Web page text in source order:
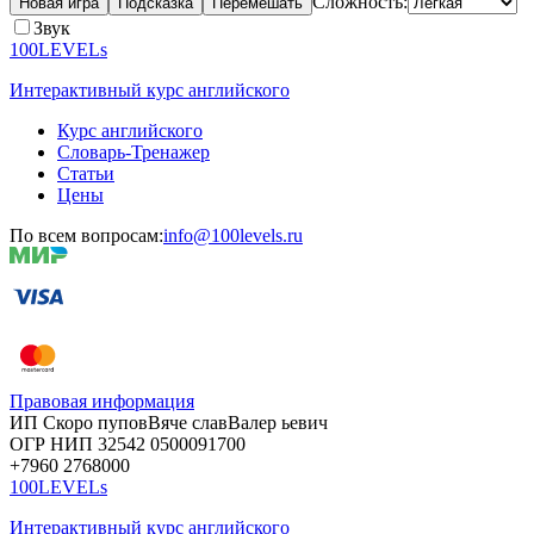
Звук
100LEVELs
Интерактивный курс английского
Курс английского
Словарь-Тренажер
Статьи
Цены
По всем вопросам:info@100levels.ru
Правовая информация
ИП Скоро пуповВяче славВалер ьевич
ОГР НИП 32542 0500091700
+7960 2768000
100LEVELs
Интерактивный курс английского